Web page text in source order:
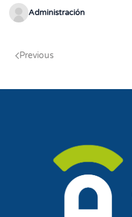
Administración
Previous